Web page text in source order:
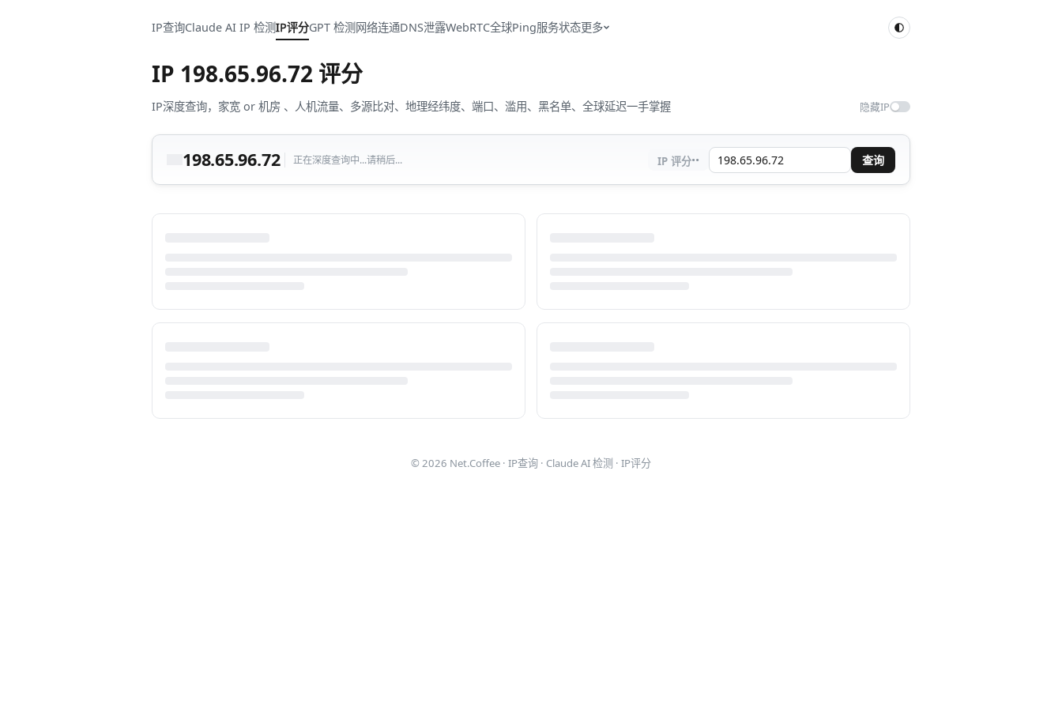
IP查询Claude AI IP 检测IP评分GPT 检测网络连通DNS泄露WebRTC全球Ping服务状态更多
IP 198.65.96.72 评分
IP深度查询，家宽 or 机房 、人机流量、多源比对、地理经纬度、端口、滥用、黑名单、全球延迟一手掌握 隐藏IP
198.65.96.72 正在深度查询中...请稍后... IP 评分·· 查询
© 2026 Net.Coffee · IP查询 · Claude AI 检测 · IP评分